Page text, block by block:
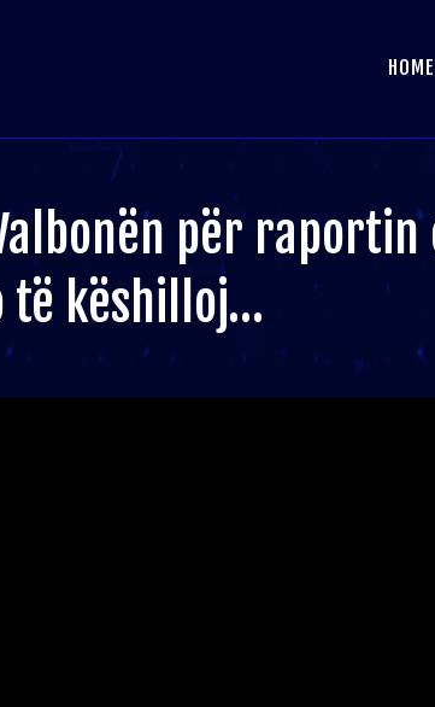
HOME
për raportin
të këshilloj…